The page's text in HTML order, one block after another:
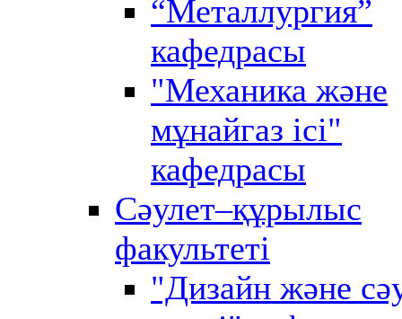
“Металлургия”
кафедрасы
"Механика және
мұнайгаз ісі"
кафедрасы
Сәулет–құрылыс
факультеті
"Дизайн және